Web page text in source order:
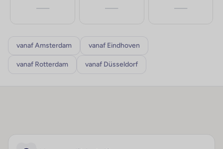
— — —
vanaf Amsterdam vanaf Eindhoven
vanaf Rotterdam vanaf Düsseldorf